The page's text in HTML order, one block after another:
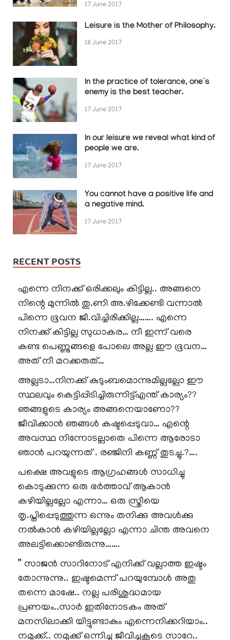
17 June 2017
Leisure is the Mother of Philosophy.
18 June 2017
In the practice of tolerance, one’s
enemy is the best teacher.
17 June 2017
In our leisure we reveal what kind of
people we are.
17 June 2017
You cannot have a positive life and
a negative mind.
17 June 2017
RECENT POSTS
എന്നെ നിനക്ക് ഒരിക്കലും കിട്ടില്ല.. അങ്ങനെ
നിന്റെ മുന്നിൽ തു.ണി അ.ഴിക്കേണ്ടി വന്നാൽ
പിന്നെ ഭൂവന ജീ.വിച്ചിരിക്കില്ല……. എന്നെ
നിനക്ക് കിട്ടില്ല സുധാകര… നീ ഇന്ന് വരെ
കണ്ട പെണ്ണുങ്ങളെ പോലെ അല്ല ഈ ഭൂവന…
അത് നീ മറക്കരുത്…
അല്ലടാ…നിനക്ക് കുടുംബമൊന്നുമില്ലല്ലോ ഈ
സ്ഥലവും കെട്ടിപ്പിടിച്ചിരുന്നിട്ട്എന്ത് കാര്യം??
ഞങ്ങളുടെ കാര്യം അങ്ങനെയാണോ??
ജീവിക്കാൻ ഞങ്ങൾ കഷ്ടപ്പെടുവാ… എന്റെ
അവസ്ഥ നിന്നോടല്ലാതെ പിന്നെ ആരോടാ
ഞാൻ പറയുന്നത് . രഞ്ജിനി കണ്ണ് തുടച്ചു.?….
പക്ഷെ അവളുടെ ആഗ്രഹങ്ങൾ സാധിച്ചു
കൊടുക്കുന്ന ഒരു ഭർത്താവ് ആകാൻ
കഴിയില്ലല്ലോ എന്നാ… ഒരു സ്ത്രീയെ
തൃ.പ്തിപ്പെടുത്തുന്ന ഒന്നും തനിക്കു അവൾക്കു
നൽകാൻ കഴിയില്ലല്ലോ എന്നാ ചിന്ത അവനെ
അലട്ടിക്കൊണ്ടിരുന്നു…….
” സാജൻ സാറിനോട് എനിക്ക് വല്ലാത്ത ഇഷ്ടം
തോന്നുന്നു.. ഇഷ്ടമെന്ന് പറയുമ്പോൾ അതു
തന്നെ മാഷേ.. നല്ല പരിശുദ്ധമായ
പ്രണയം..സാർ ഇതിനോടകം അത്
മനസിലാക്കി യിട്ടുണ്ടാകും എന്നെനിക്കറിയാം..
നമുക്ക്.. നമുക്ക് ഒന്നിച്ചു ജീവിച്ചുകൂടെ സാറേ..